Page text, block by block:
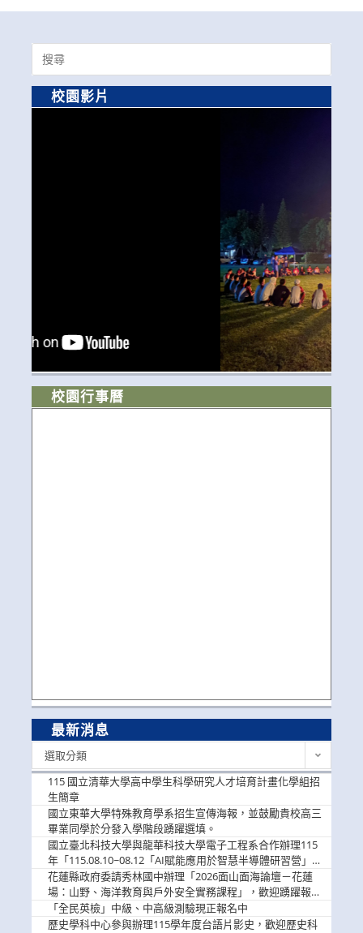
Search
for:
校園影片
校園行事曆
最新消息
選取分類
115 國立清華大學高中學生科學研究人才培育計畫化學組招
生簡章
國立東華大學特殊教育學系招生宣傳海報，並鼓勵貴校高三
畢業同學於分發入學階段踴躍選填。
國立臺北科技大學與龍華科技大學電子工程系合作辦理115
年「115.08.10~08.12「AI賦能應用於智慧半導體研習營」，
歡迎學生踴躍報名參加
花蓮縣政府委請秀林國中辦理「2026面山面海論壇－花蓮
場：山野、海洋教育與戶外安全實務課程」，歡迎踴躍報名
參加
「全民英檢」中級、中高級測驗現正報名中
歷史學科中心參與辦理115學年度台語片影史，歡迎歷史科